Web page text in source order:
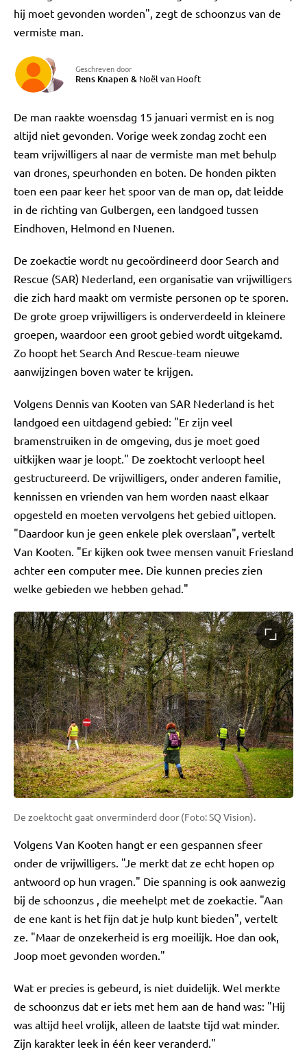
hij moet gevonden worden", zegt de schoonzus van de
vermiste man.
Geschreven door
Rens Knapen & Noël van Hooft
De man raakte woensdag 15 januari vermist en is nog
altijd niet gevonden. Vorige week zondag zocht een
team vrijwilligers al naar de vermiste man met behulp
van drones, speurhonden en boten. De honden pikten
toen een paar keer het spoor van de man op, dat leidde
in de richting van Gulbergen, een landgoed tussen
Eindhoven, Helmond en Nuenen.
De zoekactie wordt nu gecoördineerd door Search and
Rescue (SAR) Nederland, een organisatie van vrijwilligers
die zich hard maakt om vermiste personen op te sporen.
De grote groep vrijwilligers is onderverdeeld in kleinere
groepen, waardoor een groot gebied wordt uitgekamd.
Zo hoopt het Search And Rescue-team nieuwe
aanwijzingen boven water te krijgen.
Volgens Dennis van Kooten van SAR Nederland is het
landgoed een uitdagend gebied: "Er zijn veel
bramenstruiken in de omgeving, dus je moet goed
uitkijken waar je loopt." De zoektocht verloopt heel
gestructureerd. De vrijwilligers, onder anderen familie,
kennissen en vrienden van hem worden naast elkaar
opgesteld en moeten vervolgens het gebied uitlopen.
"Daardoor kun je geen enkele plek overslaan", vertelt
Van Kooten. "Er kijken ook twee mensen vanuit Friesland
achter een computer mee. Die kunnen precies zien
welke gebieden we hebben gehad."
De zoektocht gaat onverminderd door (Foto: SQ Vision).
Volgens Van Kooten hangt er een gespannen sfeer
onder de vrijwilligers. "Je merkt dat ze echt hopen op
antwoord op hun vragen." Die spanning is ook aanwezig
bij de schoonzus , die meehelpt met de zoekactie. "Aan
de ene kant is het fijn dat je hulp kunt bieden", vertelt
ze. "Maar de onzekerheid is erg moeilijk. Hoe dan ook,
Joop moet gevonden worden."
Wat er precies is gebeurd, is niet duidelijk. Wel merkte
de schoonzus dat er iets met hem aan de hand was: "Hij
was altijd heel vrolijk, alleen de laatste tijd wat minder.
Zijn karakter leek in één keer veranderd."